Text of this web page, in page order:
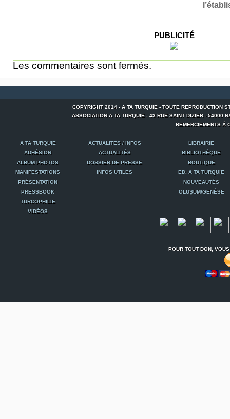
PUBLICITÉ
Les commentaires sont fermés.
COPYRIGHT 2014 - A TA TURQUIE - TOUTE REPRODUCTION
ASSOCIATION A TA TURQUIE - 43 RUE SAINT DIZIER -
REMERCIEMENTS À
A TA TURQUIE ACTUALITES / INFOS
LIBRAIRIE
ADHÉSION
ACTUALITÉS
BIBLIOTHÈQUE
ALBUM PHOTOS
DOSSIER DE PRESSE
BOUTIQUE
MANIFESTATIONS
INFOS UTILES
ED. A TA TURQUIE
PRÉSENTATION
NOUVEAUTÉS
PRESSBOOK
OLUŞUM/GENÈSE
TURCOPHILIE
VIDÉOS
POUR TOUT DON,